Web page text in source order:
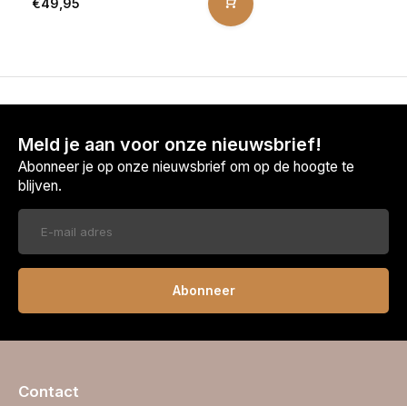
€49,95
Meld je aan voor onze nieuwsbrief!
Abonneer je op onze nieuwsbrief om op de hoogte te
blijven.
Abonneer
Contact